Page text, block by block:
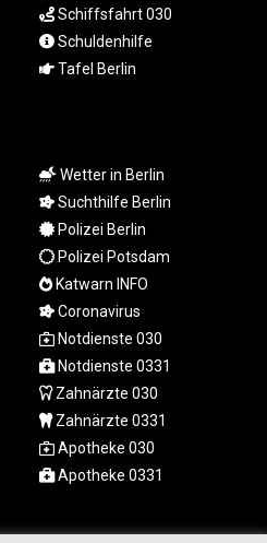
MXN 19.812061
MYR 4.728715
MZN 73.882892
NOK 10.99759
NPR 175.501819
NZD 1.966719
OMR 0.442445
PAB 1.152686
PEN 3.903651
PHP 70.183258
PKR 320.014324
PLN 4.299905
PYG
6853.914834
QAR 4.213648
Schiffsfahrt 030
Schuldenhilfe
Tafel Berlin
Wetter in Berlin
Suchthilfe Berlin
Polizei Berlin
Polizei Potsdam
Katwarn INFO
Coronavirus
Notdienste 030
Notdienste 0331
Zahnärzte 030
Zahnärzte 0331
Apotheke 030
Apotheke 0331